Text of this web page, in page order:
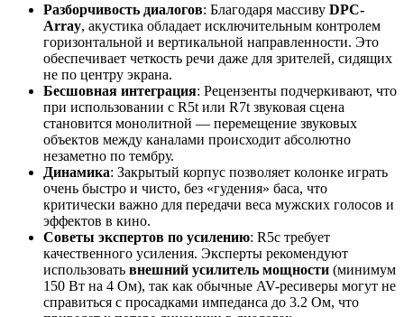
Разборчивость диалогов: Благодаря массиву DPC-
Array, акустика обладает исключительным контролем
горизонтальной и вертикальной направленности. Это
обеспечивает четкость речи даже для зрителей, сидящих
не по центру экрана.
Бесшовная интеграция: Рецензенты подчеркивают, что
при использовании с R5t или R7t звуковая сцена
становится монолитной — перемещение звуковых
объектов между каналами происходит абсолютно
незаметно по тембру.
Динамика: Закрытый корпус позволяет колонке играть
очень быстро и чисто, без «гудения» баса, что
критически важно для передачи веса мужских голосов и
эффектов в кино.
Советы экспертов по усилению: R5c требует
качественного усиления. Эксперты рекомендуют
использовать внешний усилитель мощности (минимум
150 Вт на 4 Ом), так как обычные AV-ресиверы могут не
справиться с просадками импеданса до 3.2 Ом, что